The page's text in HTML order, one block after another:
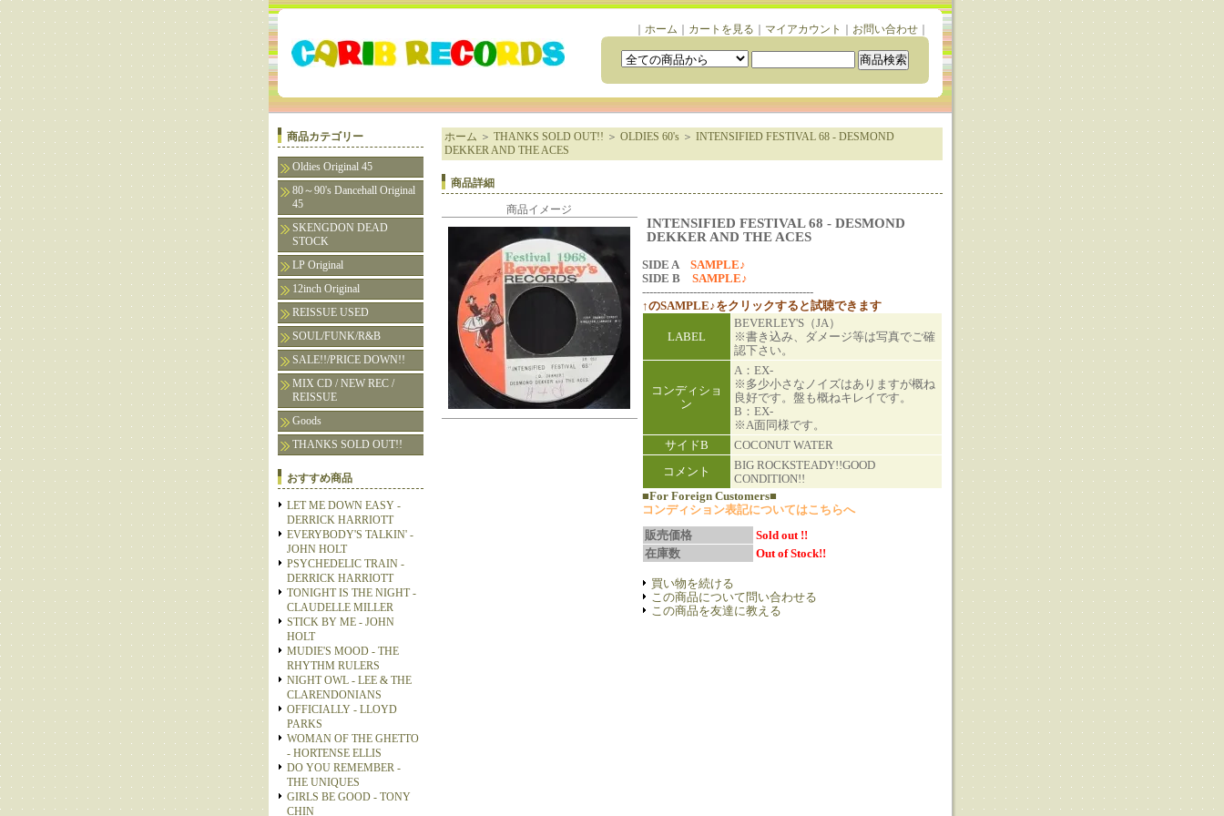
ホーム カートを見る マイアカウント お問い合わせ｜
商品カテゴリー
Oldies Original 45
80～90's Dancehall Original
45
SKENGDON DEAD
STOCK
LP Original
12inch Original
REISSUE USED
SOUL/FUNK/R&B
SALE!!/PRICE DOWN!!
MIX CD / NEW REC /
REISSUE
Goods
THANKS SOLD OUT!!
おすすめ商品
LET ME DOWN EASY -
DERRICK HARRIOTT
EVERYBODY'S TALKIN' -
JOHN HOLT
PSYCHEDELIC TRAIN -
DERRICK HARRIOTT
TONIGHT IS THE NIGHT -
CLAUDELLE MILLER
STICK BY ME - JOHN
HOLT
MUDIE'S MOOD - THE
RHYTHM RULERS
NIGHT OWL - LEE & THE
CLARENDONIANS
OFFICIALLY - LLOYD
PARKS
WOMAN OF THE GHETTO
- HORTENSE ELLIS
DO YOU REMEMBER -
THE UNIQUES
GIRLS BE GOOD - TONY
CHIN
ホーム ＞ THANKS SOLD OUT!! ＞ OLDIES 60's＞ INTENSIFIED FESTIVAL 68 - DESMOND
DEKKER AND THE ACES
商品詳細
商品イメージ
INTENSIFIED FESTIVAL 68 - DESMOND
DEKKER AND THE ACES
SIDE A SAMPLE♪
SIDE B SAMPLE♪
-----------------------------------------------
↑のSAMPLE♪をクリックすると試聴できます
LABEL
BEVERLEY'S（JA）
※書き込み、ダメージ等は写真でご確
認下さい。
コンディショ
ン
A：EX-
※多少小さなノイズはありますが概ね
良好です。盤も概ねキレイです。
B：EX-
※A面同様です。
サイドB
COCONUT WATER
コメント
BIG ROCKSTEADY!!GOOD
CONDITION!!
■For Foreign Customers■
コンディション表記についてはこちらへ
販売価格
Sold out !!
在庫数
Out of Stock!!
買い物を続ける
この商品について問い合わせる
この商品を友達に教える